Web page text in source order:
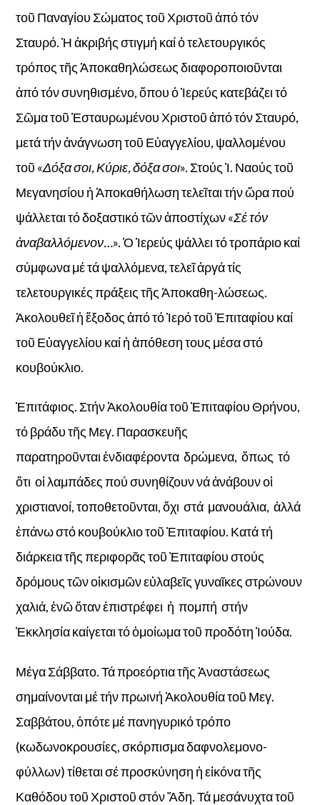
τοῦ Παναγίου Σώματος τοῦ Χριστοῦ ἀπό τόν
Σταυρό. Ἡ ἀκριβής στιγμή καί ὁ τελετουργικός
τρόπος τῆς Ἀποκαθηλώσεως διαφοροποιοῦνται
ἀπό τόν συνηθισμένο, ὅπου ὁ Ἱερεύς κατεβάζει τό
Σῶμα τοῦ Ἐσταυρωμένου Χριστοῦ ἀπό τόν Σταυρό,
μετά τήν ἀνάγνωση τοῦ Εὐαγγελίου, ψαλλομένου
τοῦ «Δόξα σοι, Κύριε, δόξα σοι». Στούς Ἱ. Ναούς τοῦ
Μεγανησίου ἡ Ἀποκαθήλωση τελεῖται τήν ὥρα πού
ψάλλεται τό δοξαστικό τῶν ἀποστίχων «Σέ τόν
ἀναβαλλόμενον…». Ὁ Ἱερεύς ψάλλει τό τροπάριο καί
σύμφωνα μέ τά ψαλλόμενα, τελεῖ ἀργά τίς
τελετουργικές πράξεις τῆς Ἀποκαθη-λώσεως.
Ἀκολουθεῖ ἡ ἔξοδος ἀπό τό Ἱερό τοῦ Ἐπιταφίου καί
τοῦ Εὐαγγελίου καί ἡ ἀπόθεση τους μέσα στό
κουβούκλιο.
Ἐπιτάφιος. Στήν Ἀκολουθία τοῦ Ἐπιταφίου Θρήνου,
τό βράδυ τῆς Μεγ. Παρασκευῆς
παρατηροῦνται ἐνδιαφέροντα δρώμενα, ὅπως τό
ὅτι οἱ λαμπάδες πού συνηθίζουν νά ἀνάβουν οἱ
χριστιανοί, τοποθετοῦνται, ὄχι στά μανουάλια, ἀλλά
ἐπάνω στό κουβούκλιο τοῦ Ἐπιταφίου. Κατά τή
διάρκεια τῆς περιφορᾶς τοῦ Ἐπιταφίου στούς
δρόμους τῶν οἰκισμῶν εὐλαβεῖς γυναῖκες στρώνουν
χαλιά, ἐνῶ ὅταν ἐπιστρέφει ἡ πομπή στήν
Ἐκκλησία καίγεται τό ὁμοίωμα τοῦ προδότη Ἰούδα.
Μέγα Σάββατο. Τά προεόρτια τῆς Ἀναστάσεως
σημαίνονται μέ τήν πρωινή Ἀκολουθία τοῦ Μεγ.
Σαββάτου, ὁπότε μέ πανηγυρικό τρόπο
(κωδωνοκρουσίες, σκόρπισμα δαφνολεμονο-
φύλλων) τίθεται σέ προσκύνηση ἡ εἰκόνα τῆς
Καθόδου τοῦ Χριστοῦ στόν Ἄδη. Τά μεσάνυχτα τοῦ